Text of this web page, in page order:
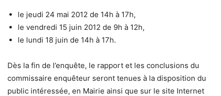
le jeudi 24 mai 2012 de 14h à 17h,
le vendredi 15 juin 2012 de 9h à 12h,
le lundi 18 juin de 14h à 17h.
Dès la fin de l’enquête, le rapport et les conclusions du
commissaire enquêteur seront tenues à la disposition du
public intéressée, en Mairie ainsi que sur le site Internet